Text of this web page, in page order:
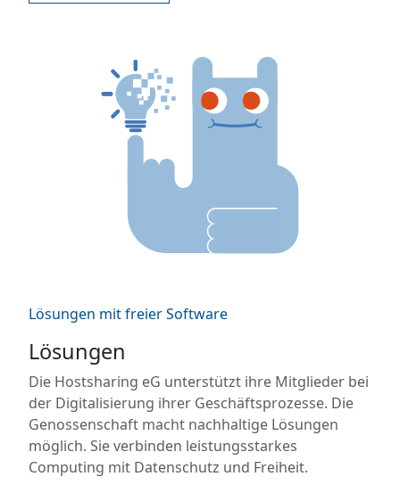
Lösungen mit freier Software
Lösungen
Die Hostsharing eG unterstützt ihre Mitglieder bei
der Digitalisierung ihrer Geschäftsprozesse. Die
Genossenschaft macht nachhaltige Lösungen
möglich. Sie verbinden leistungsstarkes
Computing mit Datenschutz und Freiheit.